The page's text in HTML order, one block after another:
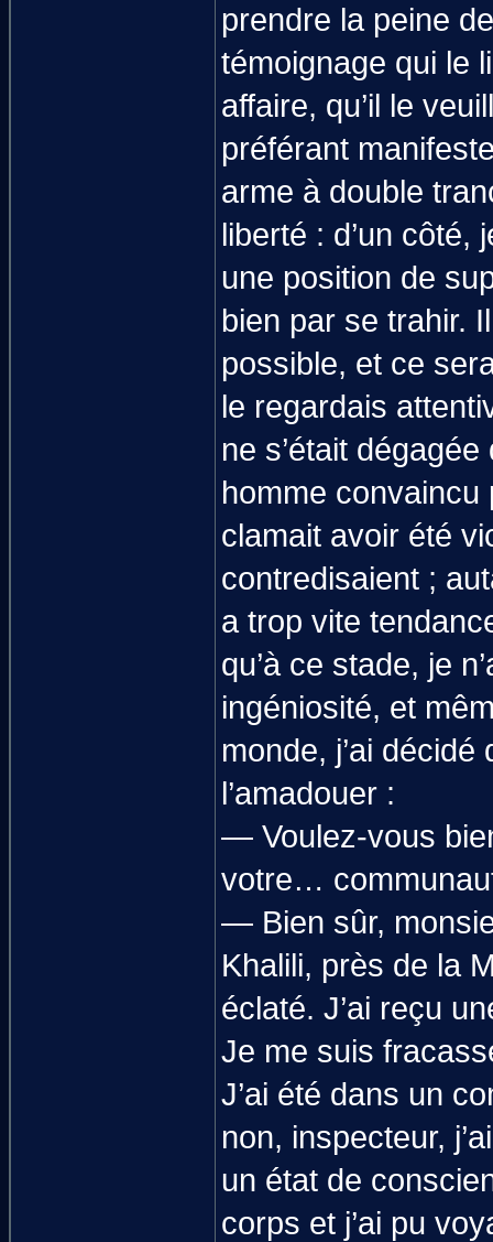
prendre la peine
témoignage qui le
affaire, qu’il le
préférant
arme à double
liberté : d’un côté,
une position de
bien par se trahir.
possible, et ce
le regardais
ne s’était
homme
clamait avoir été
contredisaient ;
a trop vite
qu’à ce stade, je
ingéniosité, et
monde, j’ai
l’amadouer :
— Voulez-vous
votre…
— Bien sûr,
Khalili, près de la
éclaté. J’ai reçu
Je me suis
J’ai été dans un
non, inspecteur,
un état de
corps et j’ai pu